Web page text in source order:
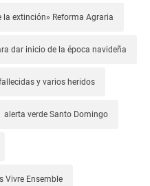
extinción» Reforma Agraria
dar inicio de la época navideña
y varios heridos
alerta verde Santo Domingo
Vivre Ensemble